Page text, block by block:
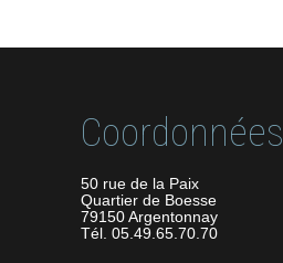
Coordonnées
50 rue de la Paix
Quartier de Boesse
79150 Argentonnay
Tél. 05.49.65.70.70